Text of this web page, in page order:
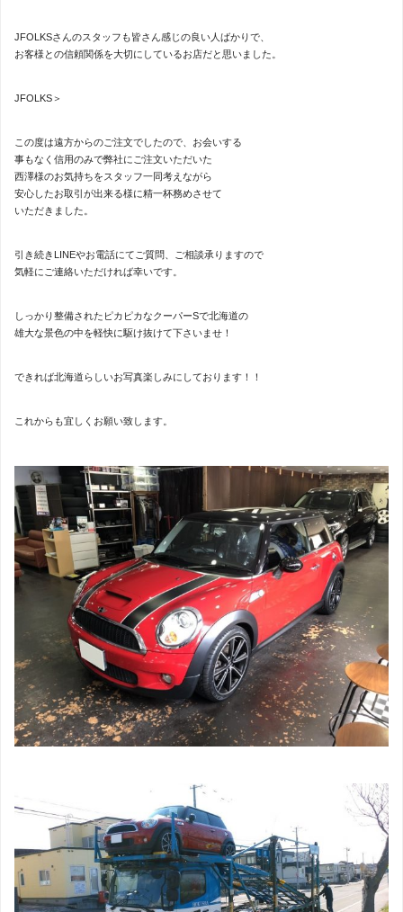
JFOLKSさんのスタッフも皆さん感じの良い人ばかりで、
お客様との信頼関係を大切にしているお店だと思いました。
JFOLKS＞
この度は遠方からのご注文でしたので、お会いする
事もなく信用のみで弊社にご注文いただいた
西澤様のお気持ちをスタッフ一同考えながら
安心したお取引が出来る様に精一杯務めさせて
いただきました。
引き続きLINEやお電話にてご質問、ご相談承りますので
気軽にご連絡いただければ幸いです。
しっかり整備されたピカピカなクーパーSで北海道の
雄大な景色の中を軽快に駆け抜けて下さいませ！
できれば北海道らしいお写真楽しみにしております！！
これからも宜しくお願い致します。